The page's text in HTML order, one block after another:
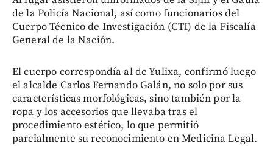
de la Policía Nacional, así como funcionarios del
Cuerpo Técnico de Investigación (CTI) de la Fiscalía
General de la Nación.
El cuerpo correspondía al de Yulixa, confirmó luego
el alcalde Carlos Fernando Galán, no solo por sus
características morfológicas, sino también por la
ropa y los accesorios que llevaba tras el
procedimiento estético, lo que permitió
parcialmente su reconocimiento en Medicina Legal.